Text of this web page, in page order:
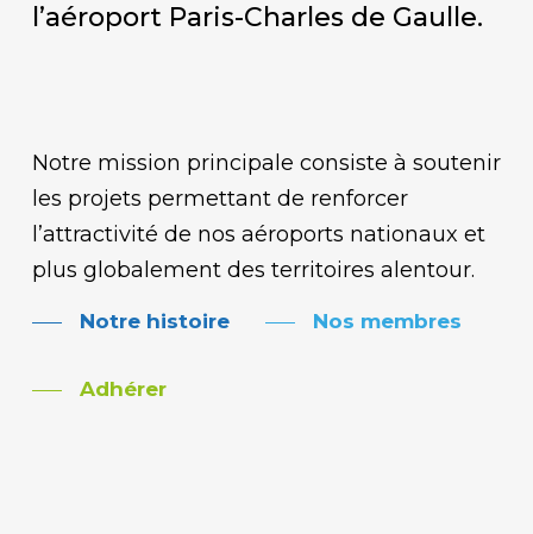
l’aéroport Paris-Charles de Gaulle.
Notre mission principale consiste à soutenir
les projets permettant de renforcer
l’attractivité de nos aéroports nationaux et
plus globalement des territoires alentour.
Notre histoire Nos membres
Adhérer